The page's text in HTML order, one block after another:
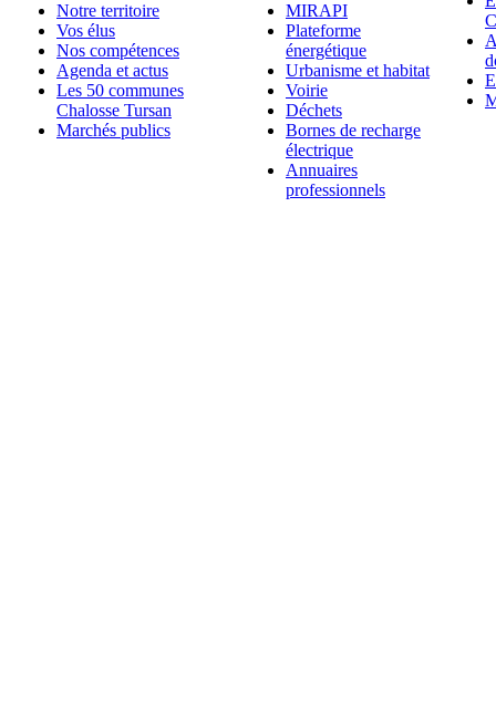
Notre territoire
Vos élus
Nos compétences
Agenda et actus
Les 50 communes
Chalosse Tursan
Marchés publics
MIRAPI
Plateforme
énergétique
Urbanisme et habitat
Voirie
Déchets
Bornes de recharge
électrique
Annuaires
professionnels